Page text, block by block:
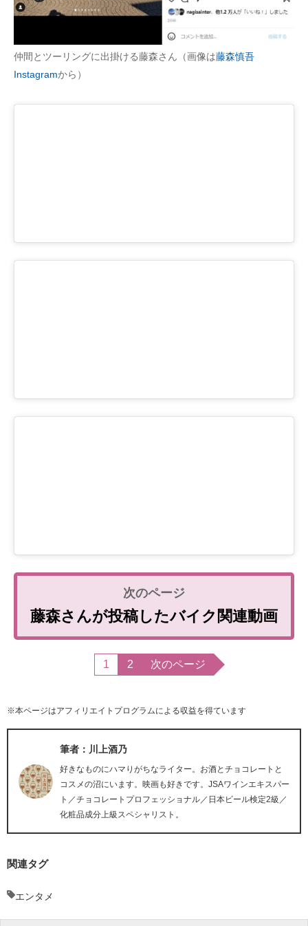
仲間とツーリングに出掛ける藤森さん（画像は藤森慎吾
Instagramから）
藤森さんが投稿したバイク関連動画
1 2 次のページ
※本ページはアフィリエイトプログラムによる収益を得ています
筆者：川上酒乃
好きなものにハマりがちなライター。お酒とチョコレートと
コスメの沼にいます。映画も好きです。JSAワインエキスパー
ト／チョコレートプロフェッショナル／日本ビール検定2級／
化粧品成分上級スペシャリスト。
関連タグ
エンタメ